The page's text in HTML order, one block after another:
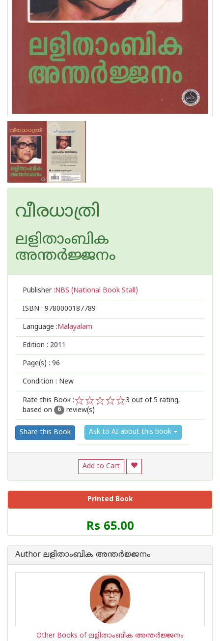
വീരധാത്രി
ലളിതാംബിക
അന്തര്‍ജ്ജനം
Publisher :NBS (National Book Stall)
ISBN : 9780000187789
Language :Malayalam
Edition : 2011
Page(s) : 96
Condition : New
Rate this Book :
2
1
3 out of 5 rating,
based on
6 review(s)
Share this Book Ask to AI about this book
Add to Cart
Printed Book
Price
of
Book
Rs 65.00
Author ലളിതാംബിക അന്തര്‍ജ്ജനം
Other Books of ലളിതാംബിക അന്തര്‍ജ്ജനം